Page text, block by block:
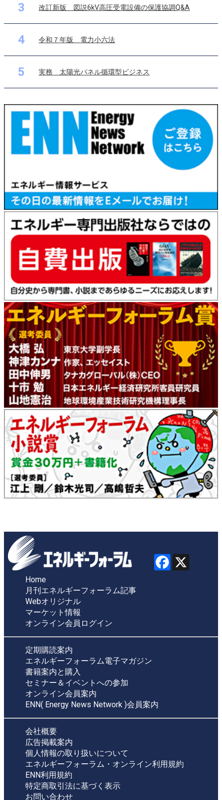
3 改訂新版 図説6kV高圧受電設備の保護協調Q&A
4 令和７年版 電力小六法
5 実務 太陽光パネル循環型ビジネス
Home
月刊エネルギーフォーラム記事
Webオリジナル
マーケット情報
オンライン会員ログイン
定期購読案内
エネルギーフォーラム電子マガジン
書籍案内と購入
セミナー＆イベントへの参加
オンライン会員案内
ENN( Energy News Network )会員案内
会社概要
広告掲載案内
個人情報の取り扱いについて
エネルギーフォーラム・オンライン利用規約
ENN利用規約
特定商取引法に基づく表示
お問い合わせ